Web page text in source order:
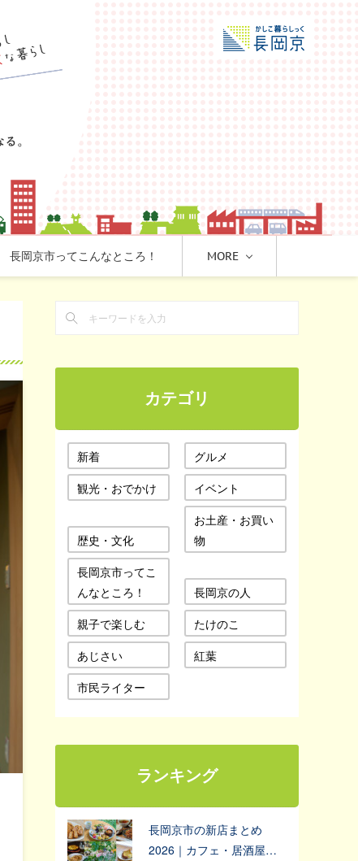
長岡京市ってこんなところ！ MORE
カテゴリ
新着
グルメ
観光・おでかけ
イベント
歴史・文化
お土産・お買い
物
長岡京市ってこ
んなところ！
長岡京の人
親子で楽しむ
たけのこ
あじさい
紅葉
市民ライター
ランキング
長岡京市の新店まとめ
2026｜カフェ・居酒屋…